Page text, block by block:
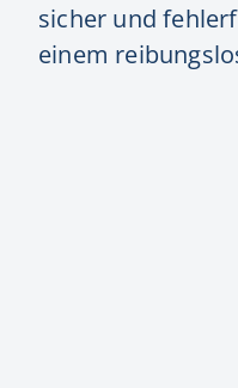
sicher und
einem